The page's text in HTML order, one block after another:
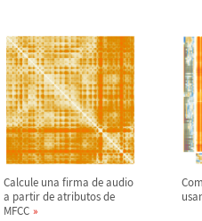
Calcule una firma de audio
a partir de atributos de
MFCC